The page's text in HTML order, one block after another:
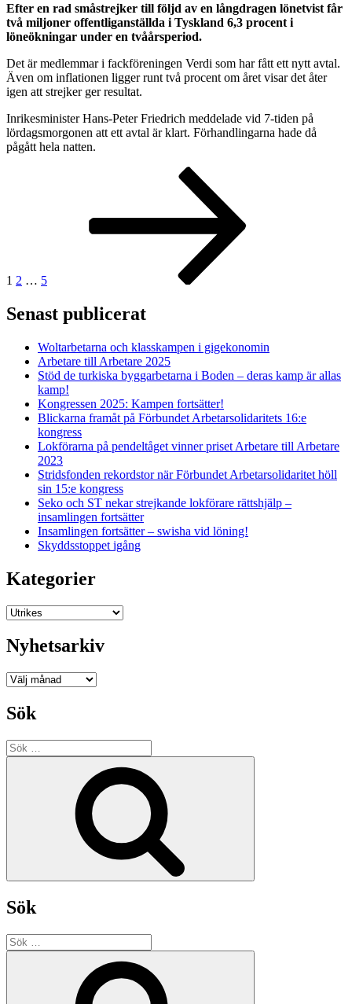
Efter en rad småstrejker till följd av en långdragen lönetvist får
två miljoner offentliganställda i Tyskland 6,3 procent i
löneökningar under en tvåårsperiod.
Det är medlemmar i fackföreningen Verdi som har fått ett nytt avtal.
Även om inflationen ligger runt två procent om året visar det åter
igen att strejker ger resultat.
Inrikesminister Hans-Peter Friedrich meddelade vid 7-tiden på
lördagsmorgonen att ett avtal är klart. Förhandlingarna hade då
pågått hela natten.
1 2 … 5
Senast publicerat
Woltarbetarna och klasskampen i gigekonomin
Arbetare till Arbetare 2025
Stöd de turkiska byggarbetarna i Boden – deras kamp är allas
kamp!
Kongressen 2025: Kampen fortsätter!
Blickarna framåt på Förbundet Arbetarsolidaritets 16:e
kongress
Lokförarna på pendeltåget vinner priset Arbetare till Arbetare
2023
Stridsfonden rekordstor när Förbundet Arbetarsolidaritet höll
sin 15:e kongress
Seko och ST nekar strejkande lokförare rättshjälp –
insamlingen fortsätter
Insamlingen fortsätter – swisha vid löning!
Skyddsstoppet igång
Kategorier
Kategorier
Nyhetsarkiv
Nyhetsarkiv
Sök
Sök
efter:
Sök
Sök
efter: